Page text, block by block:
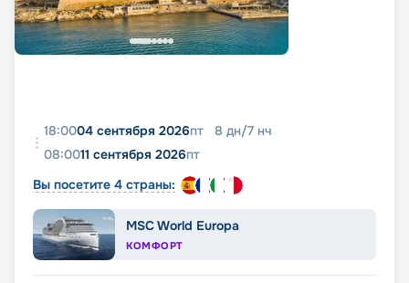
18:0004 сентября 2026пт 8 дн/7 нч
08:0011 сентября 2026пт
Вы посетите 4 страны:
MSC World Europa
КОМФОРТ